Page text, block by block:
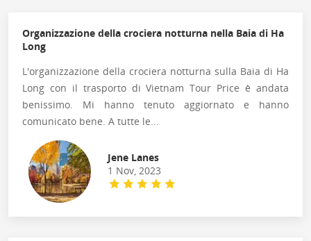
Organizzazione della crociera notturna nella Baia di Ha
Long
L'organizzazione della crociera notturna sulla Baia di Ha
Long con il trasporto di Vietnam Tour Price è andata
benissimo. Mi hanno tenuto aggiornato e hanno
comunicato bene. A tutte le...
Jene Lanes
1 Nov, 2023